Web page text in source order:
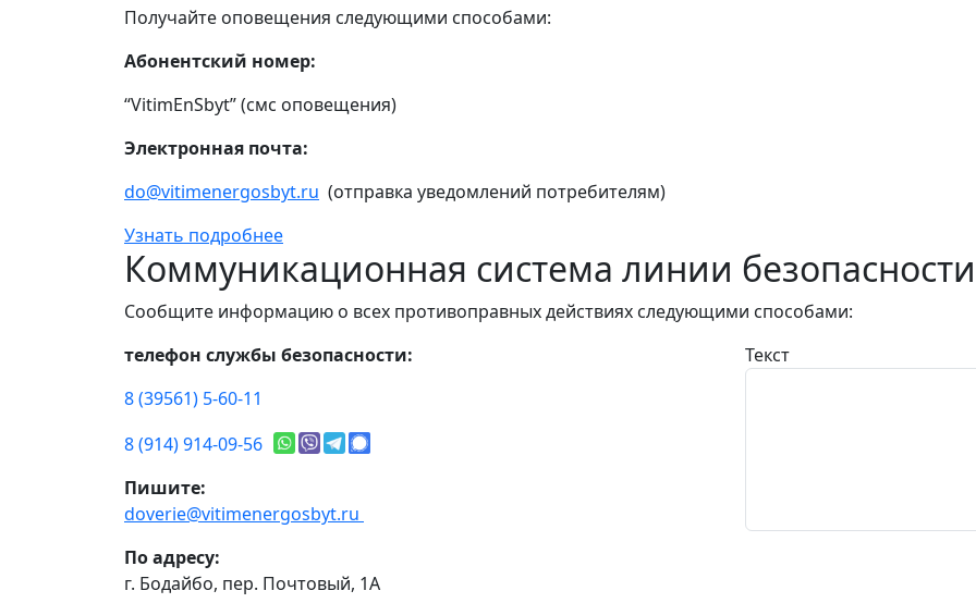
Получайте оповещения следующими способами:
Абонентский номер:
“VitimEnSbyt” (смс оповещения)
Электронная почта:
do@vitimenergosbyt.ru (отправка уведомлений потребителям)
Узнать подробнее
Коммуникационная система линии безопасности
Сообщите информацию о всех противоправных действиях следующими способами:
телефон службы безопасности:
8 (39561) 5-60-11
8 (914) 914-09-56
Пишите:
doverie@vitimenergosbyt.ru
По адресу:
г. Бодайбо, пер. Почтовый, 1А
Текст